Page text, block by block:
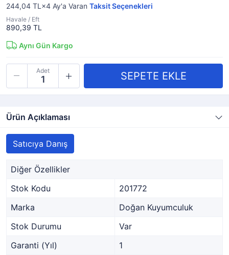
244,04 TL×4 Ay'a Varan Taksit Seçenekleri
Havale / Eft
890,39 TL
Aynı Gün Kargo
Adet
Ürün Açıklaması
Satıcıya Danış
Diğer Özellikler
Stok Kodu
201772
Marka
Doğan Kuyumculuk
Stok Durumu
Var
Garanti (Yıl)
1